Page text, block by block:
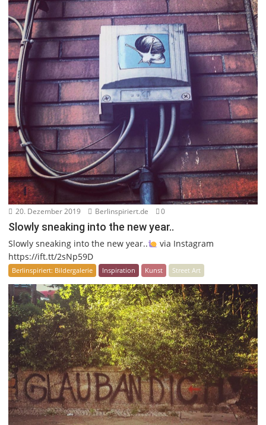
20. Dezember 2019 Berlinspiriert.de 0
Slowly sneaking into the new year..
Slowly sneaking into the new year..
via Instagram
https://ift.tt/2sNp59D
Berlinspiriert: Bildergalerie Inspiration Kunst Street Art